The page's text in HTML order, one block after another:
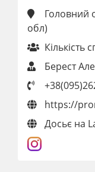
Головний
обл)
Кількість
Берест
https://
Досьє на